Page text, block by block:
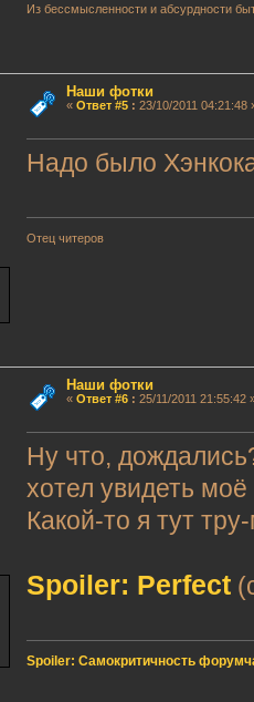
Из бессмысленности и абсурдности
Наши фотки
« Ответ #5: 23/10/2011 04:21:48
Надо было
Отец читеров
Наши фотки
« Ответ #6: 25/11/2011 21:55:42
Ну что,
хотел увидеть
Какой-то я тут
Spoiler: Perfect
Spoiler: Самокритичность